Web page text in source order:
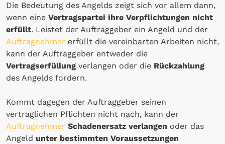
Die Bedeutung des Angelds zeigt sich vor allem dann,
wenn eine Vertragspartei ihre Verpflichtungen nicht
erfüllt. Leistet der Auftraggeber ein Angeld und der
Auftragnehmer erfüllt die vereinbarten Arbeiten nicht,
kann der Auftraggeber entweder die
Vertragserfüllung verlangen oder die Rückzahlung
des Angelds fordern.
Kommt dagegen der Auftraggeber seinen
vertraglichen Pflichten nicht nach, kann der
Auftragnehmer Schadenersatz verlangen oder das
Angeld unter bestimmten Voraussetzungen